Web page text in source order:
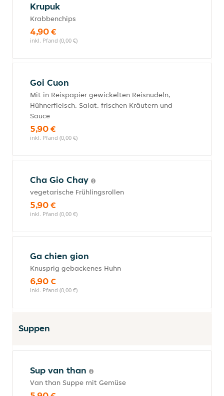
Krupuk
Krabbenchips
4,90 €
inkl. Pfand (0,00 €)
Goi Cuon
Mit in Reispapier gewickelten Reisnudeln,
Hühnerfleisch, Salat, frischen Kräutern und
Sauce
5,90 €
inkl. Pfand (0,00 €)
Cha Gio Chay
vegetarische Frühlingsrollen
5,90 €
inkl. Pfand (0,00 €)
Ga chien gion
Knusprig gebackenes Huhn
6,90 €
inkl. Pfand (0,00 €)
Suppen
Sup van than
Van than Suppe mit Gemüse